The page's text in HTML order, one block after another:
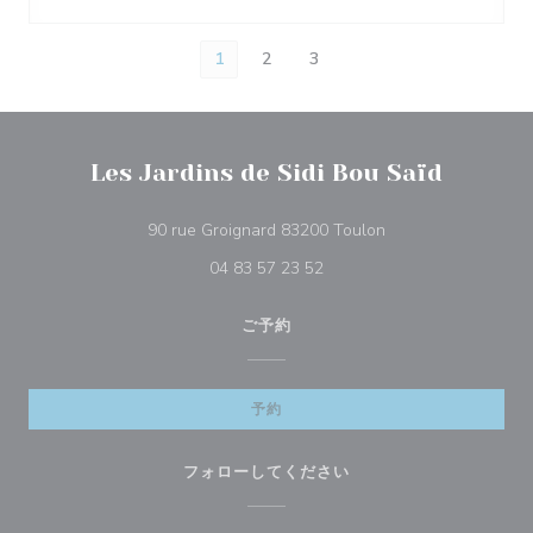
1 2 3
Les Jardins de Sidi Bou Saïd
90 rue Groignard 83200 Toulon
04 83 57 23 52
ご予約
予約
フォローしてください